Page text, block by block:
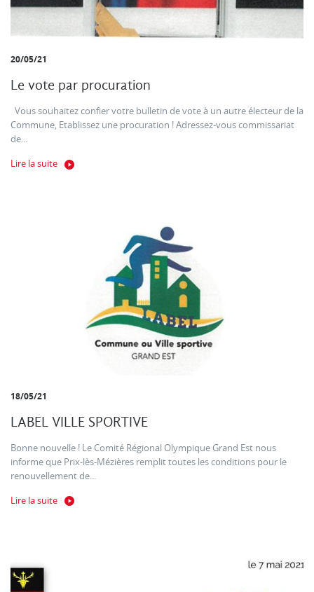
20/05/21
Le vote par procuration
Vous souhaitez confier votre bulletin de vote à un autre électeur de la
Commune, Etablissez une procuration ! Adressez-vous commissariat
de...
Lire la suite
18/05/21
LABEL VILLE SPORTIVE
Bonne nouvelle ! Le Comité Régional Olympique Grand Est nous
informe que Prix-lès-Mézières remplit toutes les conditions pour le
renouvellement de...
Lire la suite